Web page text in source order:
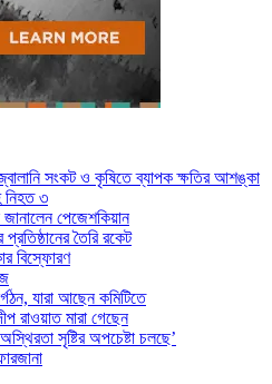
সংকট ও কৃষিতে ব্যাপক ক্ষতির আশঙ্কা
নিহত ৩
জানালেন পেজেশকিয়ান
তৈরি রকেট
বিস্ফোরণ
যারা আছেন কমিটিতে
রাওয়াত মারা গেছেন
সৃষ্টির অপচেষ্টা চলছে’